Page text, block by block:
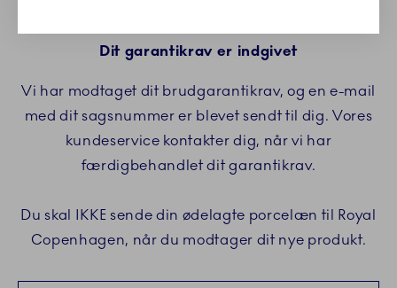
Dit garantikrav er indgivet
Vi har modtaget dit brudgarantikrav, og en e-mail
med dit sagsnummer er blevet sendt til dig. Vores
kundeservice kontakter dig, når vi har
færdigbehandlet dit garantikrav.
Du skal IKKE sende din ødelagte porcelæn til Royal
Copenhagen, når du modtager dit nye produkt.